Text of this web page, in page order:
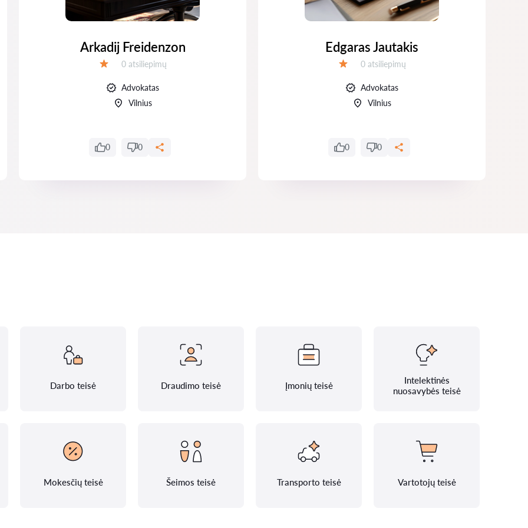
Arkadij Freidenzon
Atsiliepimų:
0 atsiliepimų
Advokatas
Vilnius
0 0
Edgaras Jautakis
Atsiliepimų:
0 atsiliepimų
Advokatas
Vilnius
0 0
Darbo teisė Draudimo teisė Įmonių teisė
Intelektinės
nuosavybės teisė
Mokesčių teisė Šeimos teisė Transporto teisė Vartotojų teisė